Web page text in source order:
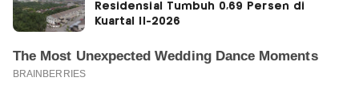
Residensial Tumbuh 0,69 Persen di
Kuartal II-2026